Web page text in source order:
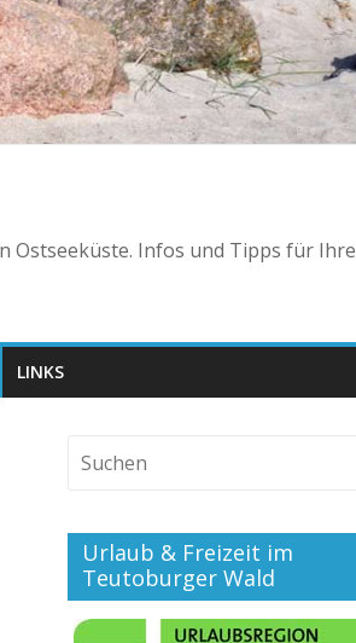
Ostseeküste. Infos und Tipps für Ihre
LINKS
Urlaub & Freizeit im
Teutoburger Wald